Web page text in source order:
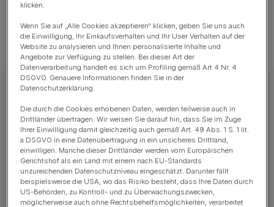
Gilt im Allgemeinen als gesunde Rasse
Steckbrief
Eigenschaften
klicken.
Wenn Sie auf „Alle Cookies akzeptieren“ klicken, geben Sie uns auch
die Einwilligung, Ihr Einkaufsverhalten und Ihr User Verhalten auf der
Website zu analysieren und Ihnen personalisierte Inhalte und
Angebote zur Verfügung zu stellen. Bei dieser Art der
Datenverarbeitung handelt es sich um Profiling gemäß Art 4 Nr. 4
DSGVO. Genauere Informationen finden Sie in der
Datenschutzerklärung.
Die durch die Cookies erhobenen Daten, werden teilweise auch in
Drittländer übertragen. Wir weisen Sie darauf hin, dass Sie im Zuge
Ihrer Einwilligung damit gleichzeitig auch gemäß Art. 49 Abs. 1 S. 1 lit.
a DSGVO in eine Datenübertragung in ein unsicheres Drittland,
einwilligen. Manche dieser Drittländer werden vom Europäischen
Gerichtshof als ein Land mit einem nach EU-Standards
unzureichenden Datenschutzniveau eingeschätzt. Darunter fällt
beispielsweise die USA, wo das Risiko besteht, dass Ihre Daten durch
US-Behörden, zu Kontroll- und zu Überwachungszwecken,
möglicherweise auch ohne Rechtsbehelfsmöglichkeiten, verarbeitet